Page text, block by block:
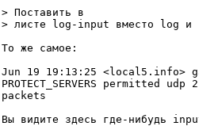
> Поставить в
> листе log-input вместо log и
То же самое:
Jun 19 19:13:25 <local5.info>
PROTECT_SERVERS permitted
packets
Вы видите здесь где-нибудь